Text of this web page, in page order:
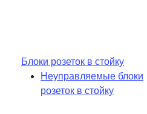
Блоки розеток в стойку
Неуправляемые блоки
розеток в стойку